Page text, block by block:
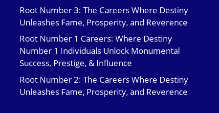
Root Number 3: The Careers Where Destiny
Unleashes Fame, Prosperity, and Reverence
Root Number 1 Careers: Where Destiny
Number 1 Individuals Unlock Monumental
Success, Prestige, & Influence
Root Number 2: The Careers Where Destiny
Unleashes Fame, Prosperity, and Reverence